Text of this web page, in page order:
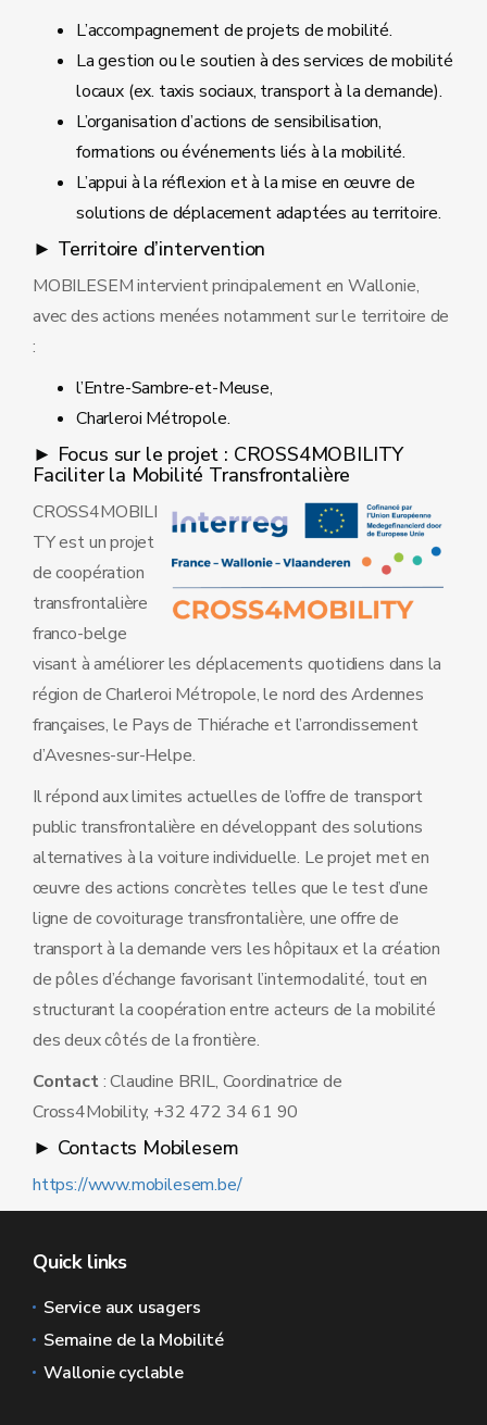
L’accompagnement de projets de mobilité.
La gestion ou le soutien à des services de mobilité
locaux (ex. taxis sociaux, transport à la demande).
L’organisation d’actions de sensibilisation,
formations ou événements liés à la mobilité.
L’appui à la réflexion et à la mise en œuvre de
solutions de déplacement adaptées au territoire.
► Territoire d’intervention
MOBILESEM intervient principalement en Wallonie,
avec des actions menées notamment sur le territoire de
:
l’Entre-Sambre-et-Meuse,
Charleroi Métropole.
► Focus sur le projet : CROSS4MOBILITY
Faciliter la Mobilité Transfrontalière
CROSS4MOBILI
TY est un projet
de coopération
transfrontalière
franco-belge
visant à améliorer les déplacements quotidiens dans la
région de Charleroi Métropole, le nord des Ardennes
françaises, le Pays de Thiérache et l’arrondissement
d’Avesnes-sur-Helpe.
Il répond aux limites actuelles de l’offre de transport
public transfrontalière en développant des solutions
alternatives à la voiture individuelle. Le projet met en
œuvre des actions concrètes telles que le test d’une
ligne de covoiturage transfrontalière, une offre de
transport à la demande vers les hôpitaux et la création
de pôles d’échange favorisant l’intermodalité, tout en
structurant la coopération entre acteurs de la mobilité
des deux côtés de la frontière.
Contact: Claudine BRIL, Coordinatrice de
Cross4Mobility, +32 472 34 61 90
► Contacts Mobilesem
https://www.mobilesem.be/
Quick links
Service aux usagers
Semaine de la Mobilité
Wallonie cyclable